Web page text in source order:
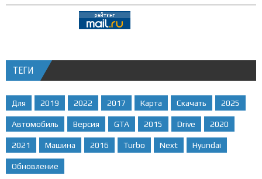
ТЕГИ
Для 2019 2022 2017 Карта Скачать 2025
Автомобиль Версия GTA 2015 Drive 2020
2021 Машина 2016 Turbo Next Hyundai
Обновление